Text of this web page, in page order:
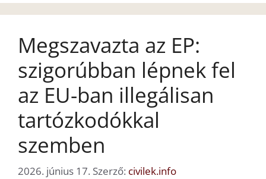
Megszavazta az EP:
szigorúbban lépnek fel
az EU-ban illegálisan
tartózkodókkal
szemben
2026. június 17. Szerző: civilek.info